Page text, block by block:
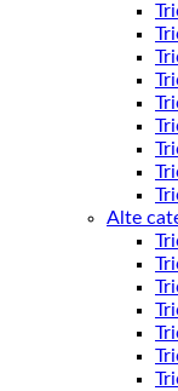
Alte